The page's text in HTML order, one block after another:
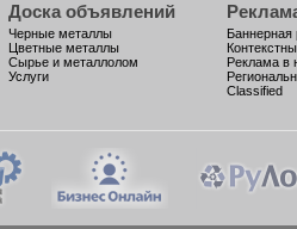
Доска объявлений
Черные металлы
Цветные металлы
Сырье и металлолом
Услуги
Баннерная
Реклама в
Classified